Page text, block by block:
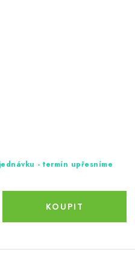
- termín upřesníme